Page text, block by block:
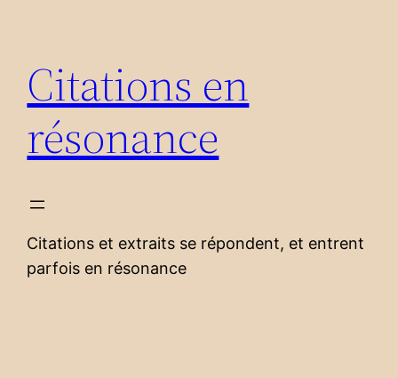
contenu
Citations en
résonance
Citations et extraits se répondent, et entrent
parfois en résonance